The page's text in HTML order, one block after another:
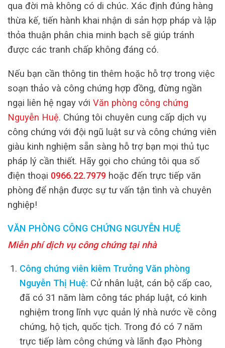
qua đời mà không có di chúc. Xác định đúng hàng
thừa kế, tiến hành khai nhận di sản hợp pháp và lập
thỏa thuận phân chia minh bạch sẽ giúp tránh
được các tranh chấp không đáng có.
Nếu bạn cần thông tin thêm hoặc hỗ trợ trong việc
soạn thảo và công chứng hợp đồng, đừng ngần
ngại liên hệ ngay với Văn phòng công chứng
Nguyễn Huệ. Chúng tôi chuyên cung cấp dịch vụ
công chứng với đội ngũ luật sư và công chứng viên
giàu kinh nghiệm sẵn sàng hỗ trợ bạn mọi thủ tục
pháp lý cần thiết. Hãy gọi cho chúng tôi qua số
điện thoại 0966.22.7979 hoặc đến trực tiếp văn
phòng để nhận được sự tư vấn tận tình và chuyên
nghiệp!
VĂN PHÒNG CÔNG CHỨNG NGUYỄN HUỆ
Miễn phí dịch vụ công chứng tại nhà
Công chứng viên kiêm Trưởng Văn phòng
Nguyễn Thị Huệ: Cử nhân luật, cán bộ cấp cao,
đã có 31 năm làm công tác pháp luật, có kinh
nghiệm trong lĩnh vực quản lý nhà nước về công
chứng, hộ tịch, quốc tịch. Trong đó có 7 năm
trực tiếp làm công chứng và lãnh đạo Phòng